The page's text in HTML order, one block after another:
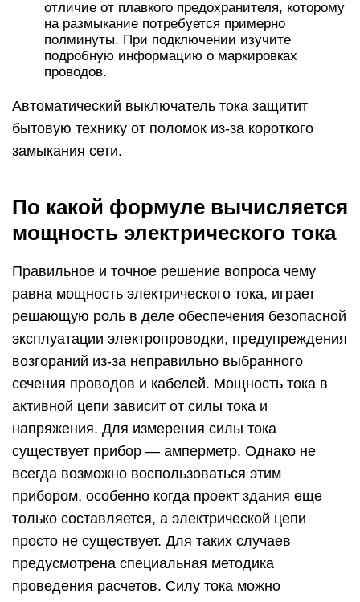
отличие от плавкого предохранителя, которому
на размыкание потребуется примерно
полминуты. При подключении изучите
подробную информацию о маркировках
проводов.
Автоматический выключатель тока защитит
бытовую технику от поломок из-за короткого
замыкания сети.
По какой формуле вычисляется
мощность электрического тока
Правильное и точное решение вопроса чему
равна мощность электрического тока, играет
решающую роль в деле обеспечения безопасной
эксплуатации электропроводки, предупреждения
возгораний из-за неправильно выбранного
сечения проводов и кабелей. Мощность тока в
активной цепи зависит от силы тока и
напряжения. Для измерения силы тока
существует прибор — амперметр. Однако не
всегда возможно воспользоваться этим
прибором, особенно когда проект здания еще
только составляется, а электрической цепи
просто не существует. Для таких случаев
предусмотрена специальная методика
проведения расчетов. Силу тока можно